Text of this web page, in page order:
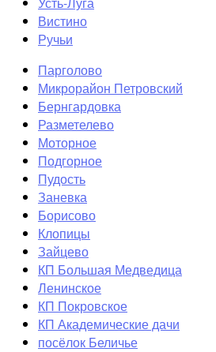
Вистино
Ручьи
Парголово
Микрорайон Петровский
Бернгардовка
Разметелево
Моторное
Подгорное
Пудость
Заневка
Борисово
Клопицы
Зайцево
КП Большая Медведица
Ленинское
КП Покровское
КП Академические дачи
посёлок Беличье